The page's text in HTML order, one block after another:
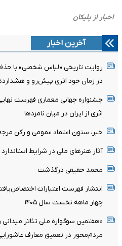
آخرین اخبار
روایت تاریخی «لباس شخصی» با
در زمان خود اثری پیش‌رو و
اثری از ایران در میان نامزدها
خبر، ستون اعتماد عمومی و رکن
آثار هنرهای ملی در شرایط
محمد حقیقی درگذشت
انتشار فهرست اعتبارات
چهار ماهه نخست سال ۱۴۰۵
«هفتمین سوگواره ملی تئاتر میدانی
مردم‌محور در تعمیق معارف